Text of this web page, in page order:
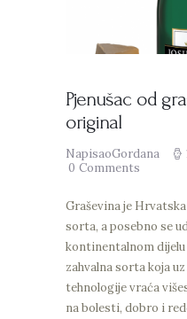
Pjenušac od
original
NapisaoGordana
0 Comments
Graševina je
sorta, a posebno se
kontinentalnom
zahvalna sorta koja
tehnologije vraća
na bolesti, dobro i